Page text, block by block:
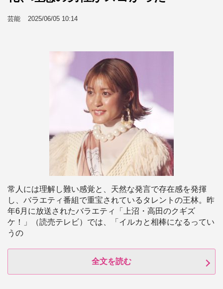
芸能 2025/06/05 10:14
常人には理解し難い感覚と、天然な発言で存在感を発揮
し、バラエティ番組で重宝されているタレントの王林。昨
年6月に放送されたバラエティ「上沼・高田のクギズ
ケ！」（読売テレビ）では、「イルカと相棒になるってい
うの
全文を読む